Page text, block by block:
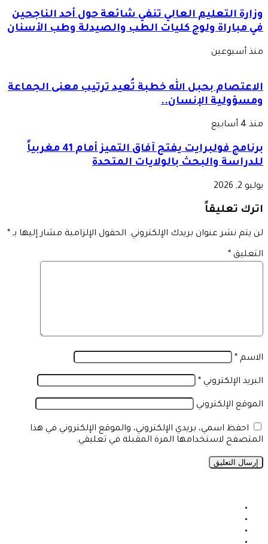
وزارة التعليم العالي تنفي شائعة حول أحد الناجحين
في مباراة ولوج كليات الطب والصيدلة وطب الأسنان
منذ أسبوعين
الاعتصام بحبل الله خطبة تُعيد ترتيب معنى الجماعة
ومسؤولية الإنسان..
منذ 4 أسابيع
برنامج فولبرايت يفتح آفاق التميز أمام 41 مغربياً
للدراسة والبحث بالولايات المتحدة
يوليو 2, 2026
اترك تعليقاً
لن يتم نشر عنوان بريدك الإلكتروني. الحقول الإلزامية مشار إليها بـ *
التعليق *
الاسم *
البريد الإلكتروني *
الموقع الإلكتروني
احفظ اسمي، بريدي الإلكتروني، والموقع الإلكتروني في هذا
المتصفح لاستخدامها المرة المقبلة في تعليقي.